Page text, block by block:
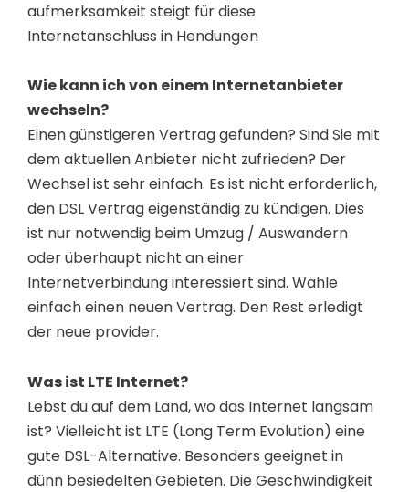
aufmerksamkeit steigt für diese
Internetanschluss in Hendungen
Wie kann ich von einem Internetanbieter
wechseln?
Einen günstigeren Vertrag gefunden? Sind Sie mit
dem aktuellen Anbieter nicht zufrieden? Der
Wechsel ist sehr einfach. Es ist nicht erforderlich,
den DSL Vertrag eigenständig zu kündigen. Dies
ist nur notwendig beim Umzug / Auswandern
oder überhaupt nicht an einer
Internetverbindung interessiert sind. Wähle
einfach einen neuen Vertrag. Den Rest erledigt
der neue provider.
Was ist LTE Internet?
Lebst du auf dem Land, wo das Internet langsam
ist? Vielleicht ist LTE (Long Term Evolution) eine
gute DSL-Alternative. Besonders geeignet in
dünn besiedelten Gebieten. Die Geschwindigkeit